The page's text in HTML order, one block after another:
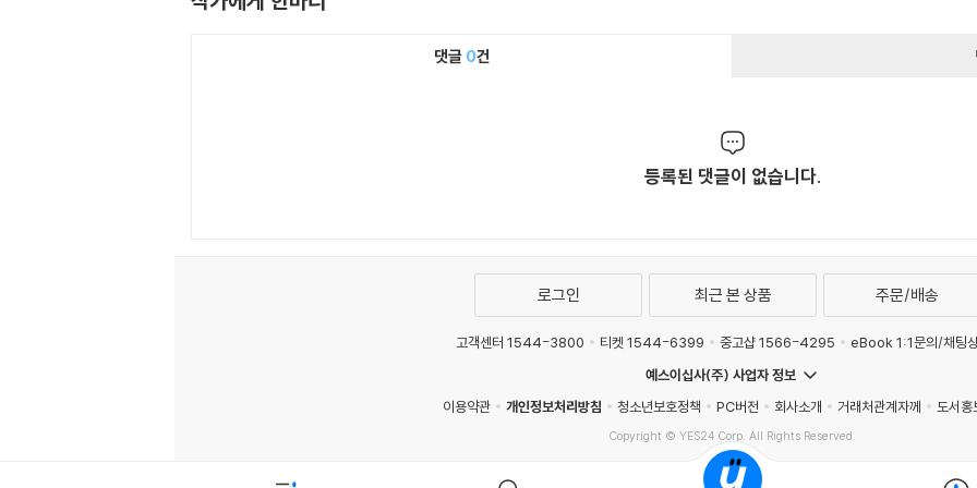
댓글 0건
등록된 댓글이 없습니다.
로그인 최근 본 상품 주문/배송
고객센터 1544-3800 티켓 1544-6399 중고샵 1566-4295
eBook 1:1문의/채팅
예스이십사(주) 사업자 정보
이용약관
개인정보처리방침 청소년보호정책 PC버전 회사소개 거래처관계자께 도서홍
Copyright © YES24 Corp. All Rights Reserved.